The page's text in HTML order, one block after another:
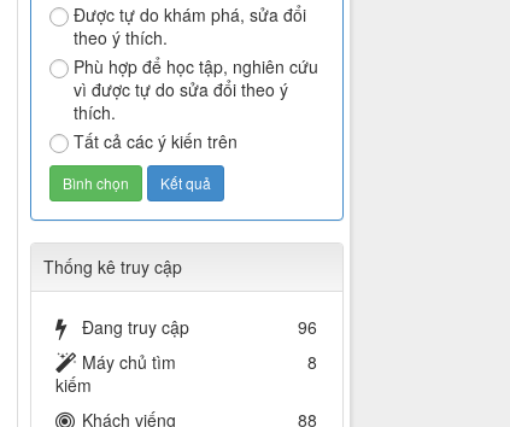
Được tự do khám phá, sửa đổi
theo ý thích.
Phù hợp để học tập, nghiên cứu
vì được tự do sửa đổi theo ý
thích.
Tất cả các ý kiến trên
Thống kê truy cập
Đang truy cập
96
Máy chủ tìm
kiếm
8
Khách viếng
88